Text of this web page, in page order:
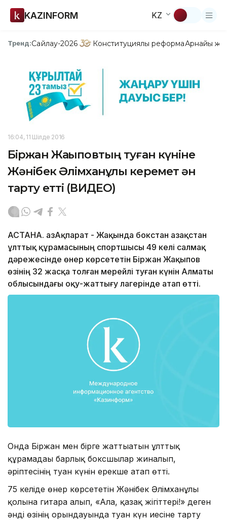
KAZINFORM KZ
Тренд:Сайлау-2026 Конституциялық реформаАрнайы
16:04, 11 Шілде 2016
Біржан Жақыповтың туған күніне
Жәнібек Әлімханұлы керемет ән
тарту етті (ВИДЕО)
АСТАНА. ҚазАқпарат - Жақында бокстан Қазақстан
ұлттық құрамасының спортшысы 49 келі салмақ
дәрежесінде өнер көрсететін Біржан Жақыпов
өзінің 32 жасқа толған мерейлі туған күнін Алматы
облысындағы оқу-жаттығу лагерінде атап өтті.
Онда Біржан мен бірге жаттығатын ұлттық
құрамадағы барлық боксшылар жиналып,
әріптесінің туған күнін ерекше атап өтті.
75 келіде өнер көрсететін Жәнібек Әлімханұлы
қолына гитара алып, «Алға, қазақ жігіттері!» деген
әнді өзінің орындауында туған күн иесіне тарту